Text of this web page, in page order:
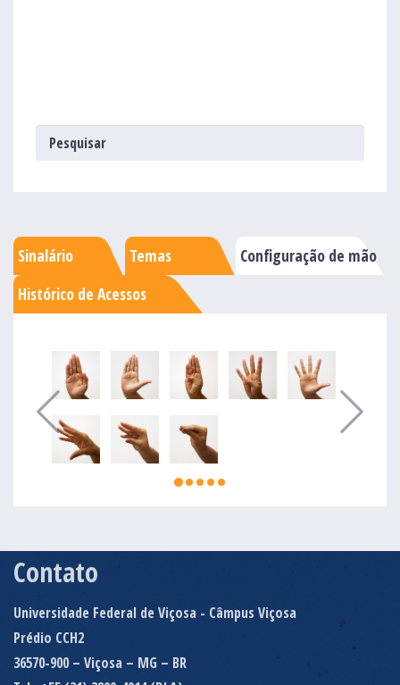
Sinalário Temas
Configuração de mão
Histórico de Acessos
Contato
Universidade Federal de Viçosa - Câmpus Viçosa
Prédio CCH2
36570-900 – Viçosa – MG – BR